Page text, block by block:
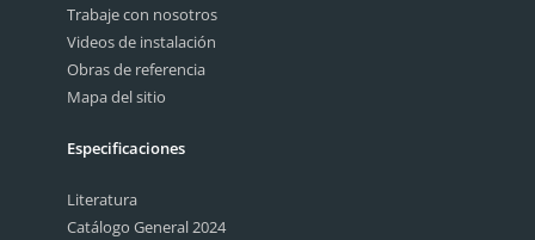
Trabaje con nosotros
Videos de instalación
Obras de referencia
Mapa del sitio
Especificaciones
Literatura
Catálogo General 2024